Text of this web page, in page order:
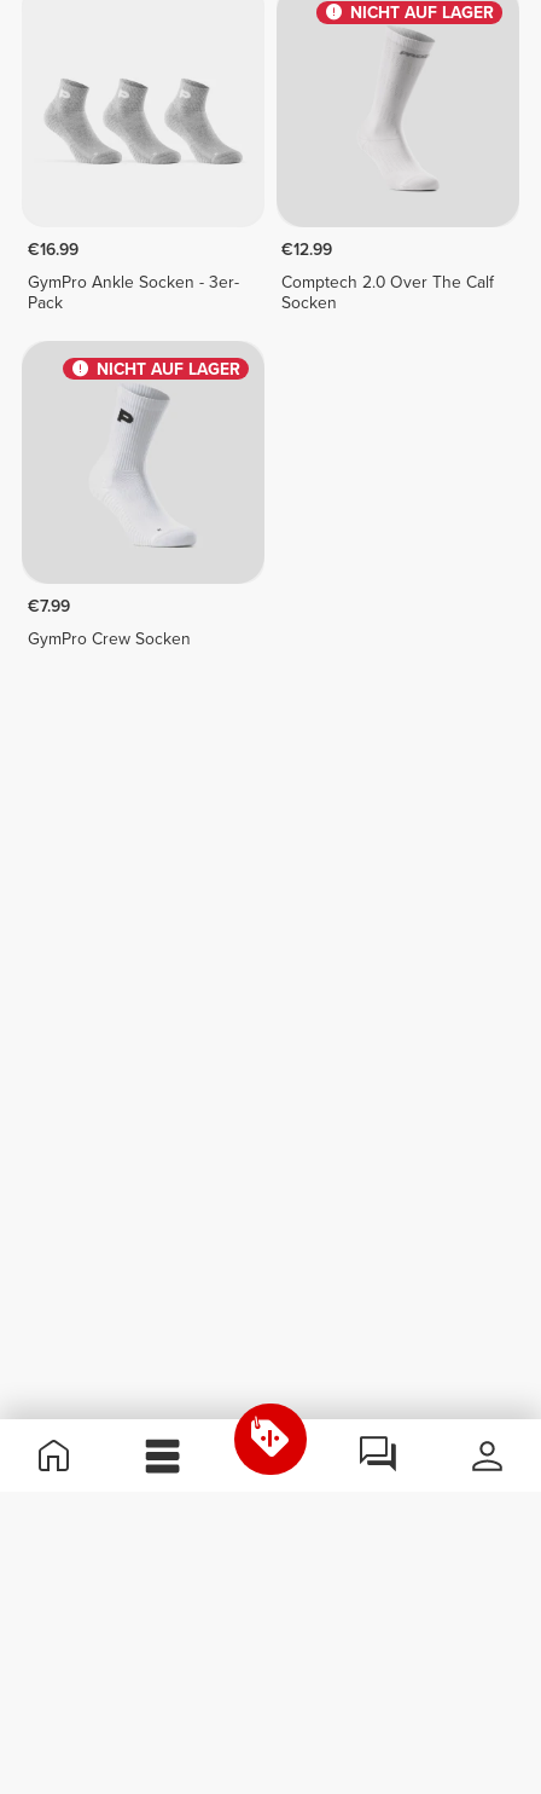
€16.99
GymPro Ankle Socken - 3er-
Pack
NICHT AUF LAGER
€12.99
Comptech 2.0 Over The Calf
Socken
NICHT AUF LAGER
€7.99
GymPro Crew Socken